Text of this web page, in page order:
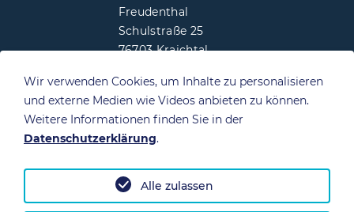
Freudenthal
Schulstraße 25
76703 Kraichtal
Irland Karte
Impressum
Vorbereitung für Irland
Wir verwenden Cookies, um Inhalte zu personalisieren
und externe Medien wie Videos anbieten zu können.
Weitere Informationen finden Sie in der
Datenschutzerklärung.
Alle zulassen